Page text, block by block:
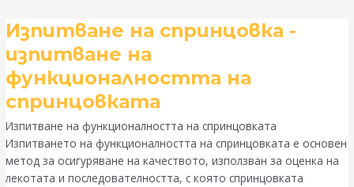
Изпитване на спринцовка -
изпитване на
функционалността на
спринцовката
Изпитване на функционалността на спринцовката
Изпитването на функционалността на спринцовката е основен
метод за осигуряване на качеството, използван за оценка на
лекотата и последователността, с която спринцовката
Изпитване
спринцовка
-
изпитване
функционалността
на
спринцовката